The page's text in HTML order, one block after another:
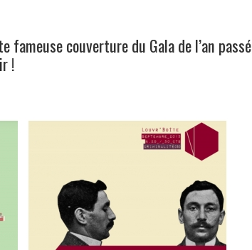
fameuse couverture du Gala de l’an passé
!